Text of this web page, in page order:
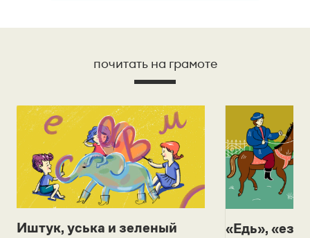
почитать на грамоте
Иштук, уська и зеленый
«Едь»,